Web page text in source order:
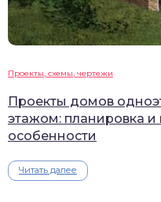
Проекты, схемы, чертежи
Проекты домов
этажом: планировка и
особенности
Читать далее